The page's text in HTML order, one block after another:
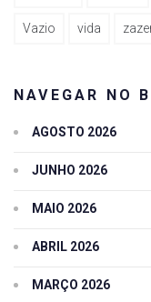
Vazio vida
NAVEGAR NO
AGOSTO 2026
JUNHO 2026
MAIO 2026
ABRIL 2026
MARÇO 2026